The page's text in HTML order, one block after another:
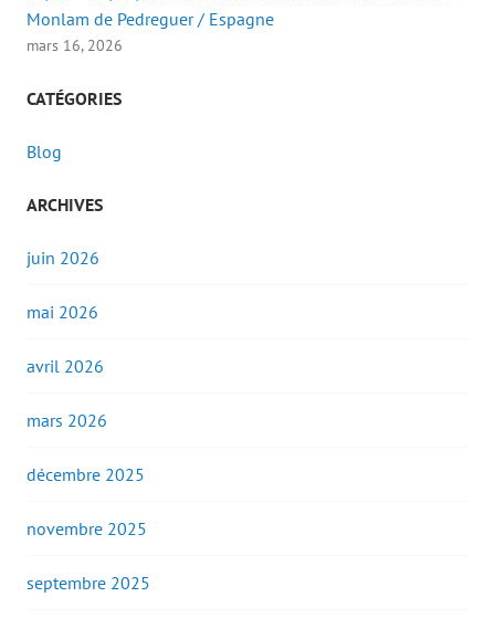
Monlam de Pedreguer / Espagne
mars 16, 2026
CATÉGORIES
Blog
ARCHIVES
juin 2026
mai 2026
avril 2026
mars 2026
décembre 2025
novembre 2025
septembre 2025